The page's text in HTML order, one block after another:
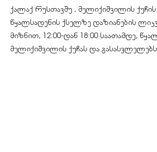
ქალაქ რუსთავშუ , მელიქიშვილის ქუჩის
წყალსადენის ქსელზე დაზიანების
მიზნით, 12:00-დან 18:00 საათამდე,
მელიქიშვილის ქუჩას და გასასვლელებს